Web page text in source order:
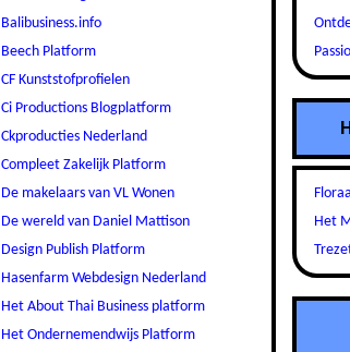
Balibusiness.info
Beech Platform
CF Kunststofprofielen
Ci Productions Blogplatform
Ckproducties Nederland
Compleet Zakelijk Platform
De makelaars van VL Wonen
De wereld van Daniel Mattison
Design Publish Platform
Hasenfarm Webdesign Nederland
Het About Thai Business platform
Het Ondernemendwijs Platform
Het